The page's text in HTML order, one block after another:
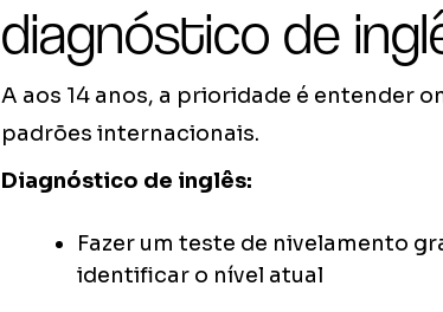
diagnóstico de
A aos 14 anos, a prioridade é entender
padrões internacionais.
Diagnóstico de inglês:
Fazer um teste de nivelamento
identificar o nível atual